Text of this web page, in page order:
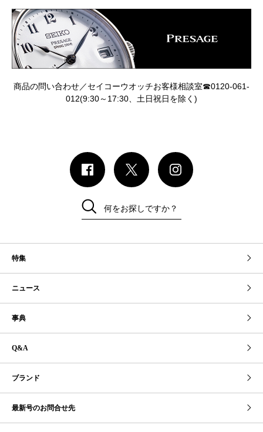
商品の問い合わせ／セイコーウオッチお客様相談室☎0120-061-
012(9:30～17:30、土日祝日を除く)
特集
ニュース
事典
Q&A
ブランド
最新号のお問合せ先
何をお探しですか？